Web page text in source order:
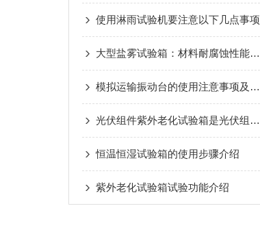
使用淋雨试验机要注意以下几点事项
大型盐雾试验箱：材料耐腐蚀性能的“试炼场”
模拟运输振动台的使用注意事项及日常维护保养
光伏组件紫外老化试验箱是光伏组件可靠性的模拟考验场
恒温恒湿试验箱的使用步骤介绍
紫外老化试验箱试验功能介绍